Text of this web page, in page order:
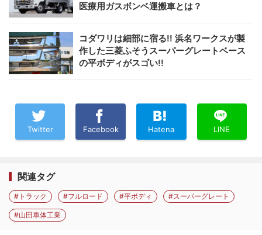
医療用ガスボンベ運搬車とは？
コダワリは細部に宿る!! 浜名ワークスが製
作した三菱ふそうスーパーグレートベース
の平ボディがスゴい!!
Twitter Facebook Hatena LINE
関連タグ
#トラック #フルロード #平ボディ #スーパーグレート
#山田車体工業